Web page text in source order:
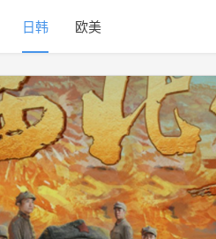
日韩 欧美